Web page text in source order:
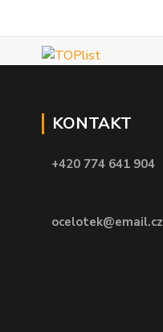
KONTAKT
+420 774 641 904
ocelotek@email.cz